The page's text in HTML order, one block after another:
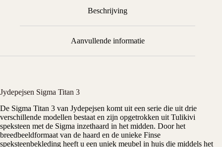
Beschrijving
Aanvullende informatie
Jydepejsen Sigma Titan 3
De Sigma Titan 3 van Jydepejsen komt uit een serie die uit drie
verschillende modellen bestaat en zijn opgetrokken uit Tulikivi
speksteen met de Sigma inzethaard in het midden. Door het
breedbeeldformaat van de haard en de unieke Finse
speksteenbekleding heeft u een uniek meubel in huis die middels het